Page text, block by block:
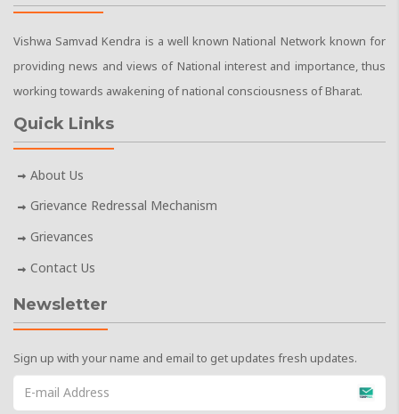
Vishwa Samvad Kendra is a well known National Network known for
providing news and views of National interest and importance, thus
working towards awakening of national consciousness of Bharat.
Quick Links
About Us
Grievance Redressal Mechanism
Grievances
Contact Us
Newsletter
Sign up with your name and email to get updates fresh updates.